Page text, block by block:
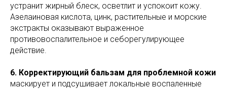
устранит жирный блеск, осветлит и успокоит кожу.
Азелаиновая кислота, цинк, растительные и морские
экстракты оказывают выраженное
противовоспалительное и себорегулирующее
действие.
6. Корректирующий бальзам для проблемной кожи
маскирует и подсушивает локальные воспаленные